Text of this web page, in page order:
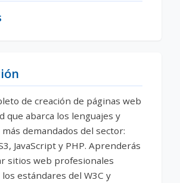
de creación de páginas web
que abarca los lenguajes y
demandados del sector:
JavaScript y PHP. Aprenderás
sitios web profesionales
estándares del W3C y